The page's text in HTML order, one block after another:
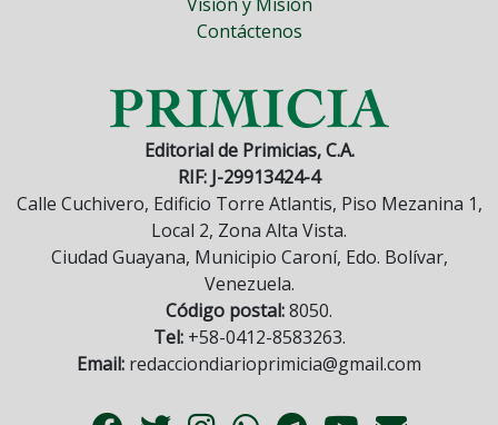
Contáctenos
Editorial de Primicias, C.A.
RIF: J-29913424-4
Calle Cuchivero, Edificio Torre Atlantis, Piso Mezanina 1,
Local 2, Zona Alta Vista.
Ciudad Guayana, Municipio Caroní, Edo. Bolívar,
Venezuela.
Código postal:8050.
Tel:+58-0412-8583263.
Email: redacciondiarioprimicia@gmail.com